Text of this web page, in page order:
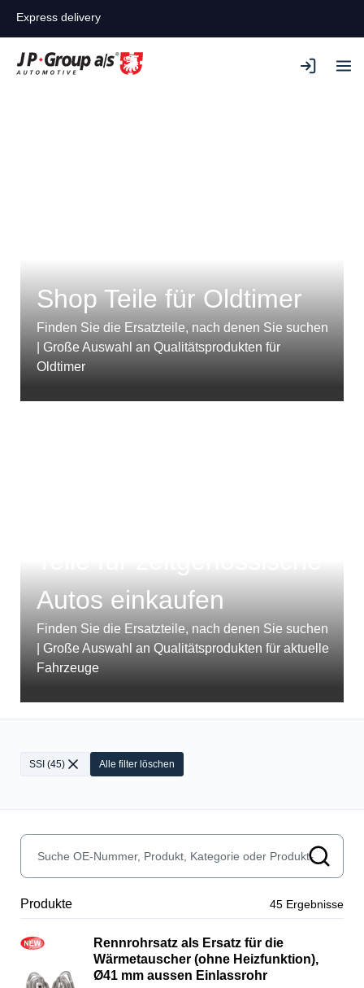
Express delivery
Shop Teile für Oldtimer
Finden Sie die Ersatzteile, nach denen Sie suchen
| Große Auswahl an Qualitätsprodukten für
Oldtimer
Autos einkaufen
Finden Sie die Ersatzteile, nach denen Sie suchen
| Große Auswahl an Qualitätsprodukten für aktuelle
Fahrzeuge
SSI (45) Alle filter löschen
Produkte 45 Ergebnisse
Rennrohrsatz als Ersatz für die
Wärmetauscher (ohne Heizfunktion),
Ø41 mm aussen Einlassrohr